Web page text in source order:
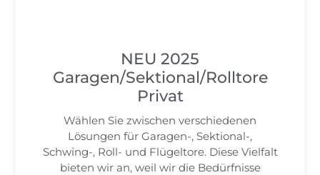
NEU 2025
Garagen/Sektional/Rolltore
Privat
Wählen Sie zwischen verschiedenen
Lösungen für Garagen-, Sektional-,
Schwing-, Roll- und Flügeltore. Diese Vielfalt
bieten wir an, weil wir die Bedürfnisse